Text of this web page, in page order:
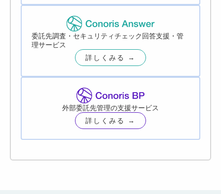
委託先調査・セキュリティチェック回答支援・管
理サービス
詳しくみる →
外部委託先管理の支援サービス
詳しくみる →